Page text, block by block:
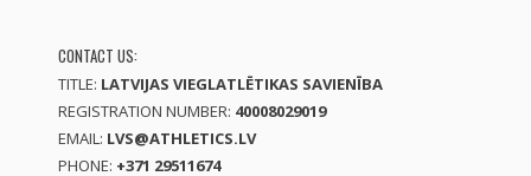
CONTACT US:
TITLE: LATVIJAS VIEGLATLĒTIKAS SAVIENĪBA
REGISTRATION NUMBER: 40008029019
EMAIL: LVS@ATHLETICS.LV
PHONE: +371 29511674